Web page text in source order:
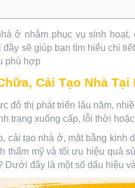
ở nhằm phục vụ sinh
sẽ giúp bạn tìm hiểu chi
phù hợp
Cải Tạo Nhà Tại
đô thị phát triển lâu năm,
trạng xuống cấp, lỗi thời
cải tạo nhà ở, mặt bằng kinh
thẩm mỹ và tối ưu hiệu quả
đây là một số dấu hiệu